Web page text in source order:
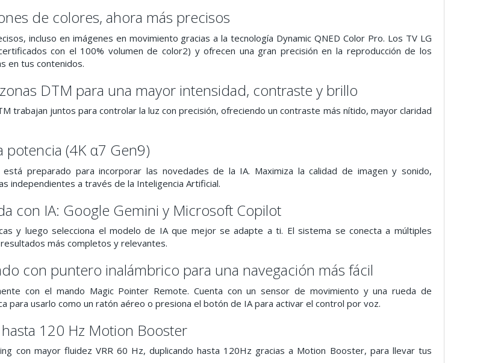
de colores, ahora más precisos
incluso en imágenes en movimiento gracias a la tecnología Dynamic QNED Color Pro. Los TV LG
con el 100% volumen de color2) y ofrecen una gran precisión en la reproducción de los
en tus contenidos.
DTM para una mayor intensidad, contraste y brillo
trabajan juntos para controlar la luz con precisión, ofreciendo un contraste más nítido, mayor claridad
potencia (4K α7 Gen9)
preparado para incorporar las novedades de la IA. Maximiza la calidad de imagen y sonido,
independientes a través de la Inteligencia Artificial.
con IA: Google Gemini y Microsoft Copilot
y luego selecciona el modelo de IA que mejor se adapte a ti. El sistema se conecta a múltiples
más completos y relevantes.
con puntero inalámbrico para una navegación más fácil
con el mando Magic Pointer Remote. Cuenta con un sensor de movimiento y una rueda de
para usarlo como un ratón aéreo o presiona el botón de IA para activar el control por voz.
120 Hz Motion Booster
con mayor fluidez VRR 60 Hz, duplicando hasta 120Hz gracias a Motion Booster, para llevar tus